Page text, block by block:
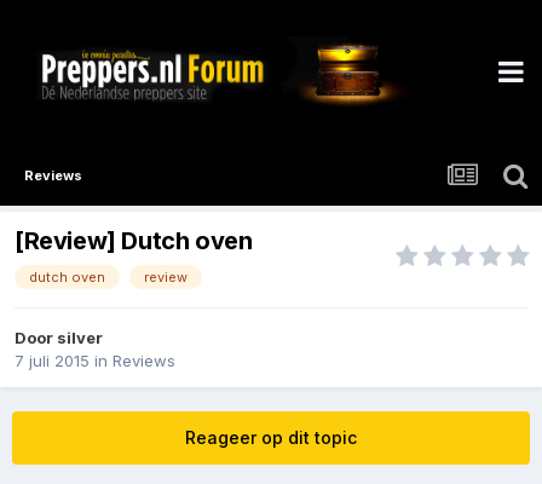
Reviews
[Review] Dutch oven
dutch oven review
Door silver
7 juli 2015 in Reviews
Reageer op dit topic